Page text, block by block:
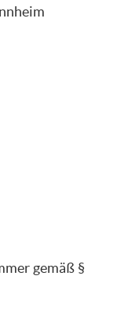
gemäß §